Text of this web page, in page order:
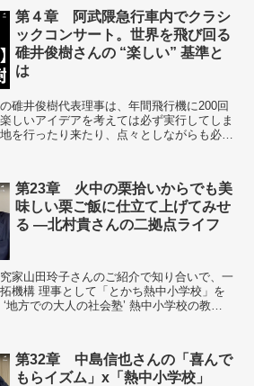
第４章 阿武隈急行車内でクラシ
ックコンサート。世界を飛び回る
碓井俊樹さんの “楽しい” 基準と
は
碓井俊樹代表理事は、年間飛行機に200回
しいアイデアを考えては必ず実行してしま
を行ったり来たり、点々としながらも必ず
第23章 火中の栗拾いからでも美
味しい栗ご飯に仕立て上げてみせ
る ―北村貴さんの二拠点ライフ
家山田玲子さんのご紹介で知り合いで、一
機構 理事として「とかち熱中小学校」を
方での大人の社会塾’ 熱中小学校の教諭
第32章 中島信也さんの「喜んで
もらイズム」x「熱中小学校」